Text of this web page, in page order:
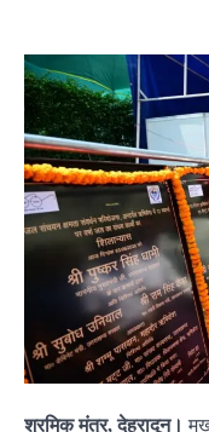
श्रमिक मंत्र, देहरादून।